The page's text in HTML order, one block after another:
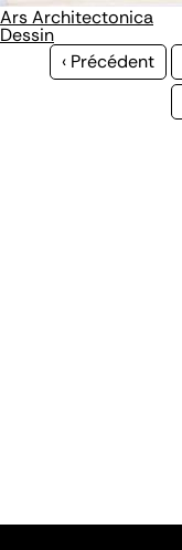
Ars Architectonica
Dessin
Page
‹ Précédent